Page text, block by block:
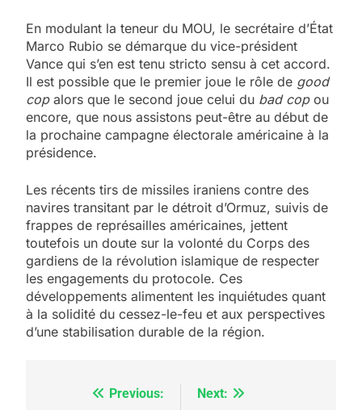
En modulant la teneur du MOU, le secrétaire d’État
Marco Rubio se démarque du vice-président
Vance qui s’en est tenu stricto sensu à cet accord.
Il est possible que le premier joue le rôle de good
copalors que le second joue celui du bad copou
encore, que nous assistons peut-être au début de
la prochaine campagne électorale américaine à la
présidence.
Les récents tirs de missiles iraniens contre des
navires transitant par le détroit d’Ormuz, suivis de
frappes de représailles américaines, jettent
toutefois un doute sur la volonté du Corps des
gardiens de la révolution islamique de respecter
les engagements du protocole. Ces
développements alimentent les inquiétudes quant
à la solidité du cessez-le-feu et aux perspectives
d’une stabilisation durable de la région.
NavigationPrevious:
Next: